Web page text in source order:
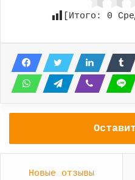
[Итого: 0
Новые отзывы